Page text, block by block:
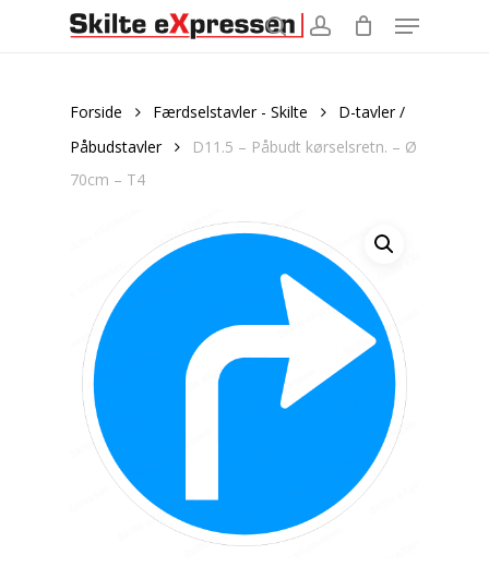
Menu
Forside Færdselstavler - Skilte
D-tavler /
Påbudstavler
D11.5 – Påbudt kørselsretn. – Ø
70cm – T4